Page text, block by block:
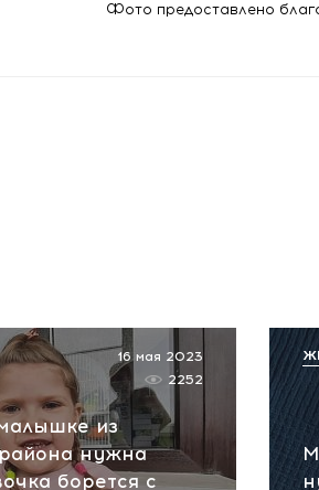
Фото предоставлено
из
нужна
борется с
16 мая 2023
2252